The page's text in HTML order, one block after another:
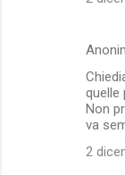
quelle
Non
va
2